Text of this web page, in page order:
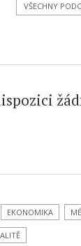
VŠECHNY
EKONOMIKA